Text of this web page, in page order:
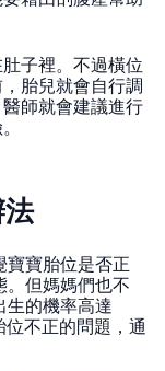
子裡。不過橫位
胎兒就會自行調
師就會建議進行
寶寶胎位是否正
。但媽媽們也不
生的機率高達
不正的問題，通